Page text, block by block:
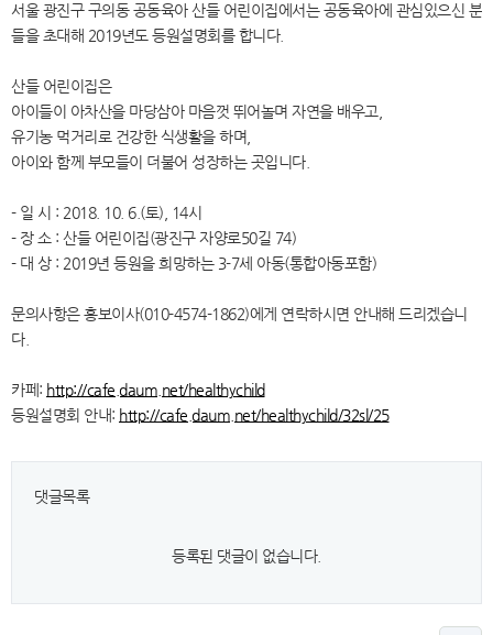
서울 광진구 구의동 공동육아 산들 어린이집에서는 공동육아에 관심있으신 분
들을 초대해 2019년도 등원설명회를 합니다.
산들 어린이집은
아이들이 아차산을 마당삼아 마음껏 뛰어놀며 자연을 배우고,
유기농 먹거리로 건강한 식생활을 하며,
아이와 함께 부모들이 더불어 성장하는 곳입니다.
- 일 시 : 2018. 10. 6.(토), 14시
- 장 소 : 산들 어린이집(광진구 자양로50길 74)
- 대 상 : 2019년 등원을 희망하는 3-7세 아동(통합아동포함)
문의사항은 홍보이사(010-4574-1862)에게 연락하시면 안내해 드리겠습니
다.
카페: http://cafe.daum.net/healthychild
등원설명회 안내: http://cafe.daum.net/healthychild/32sl/25
댓글목록
등록된 댓글이 없습니다.